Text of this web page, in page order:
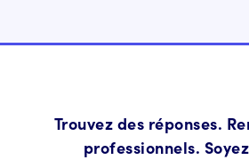
Trouvez des réponses.
professionnels.